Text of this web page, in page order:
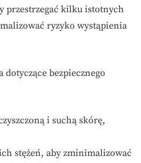
przestrzegać kilku istotnych
ryzyko wystąpienia
dotyczące bezpiecznego
i suchą skórę,
stężeń, aby zminimalizować